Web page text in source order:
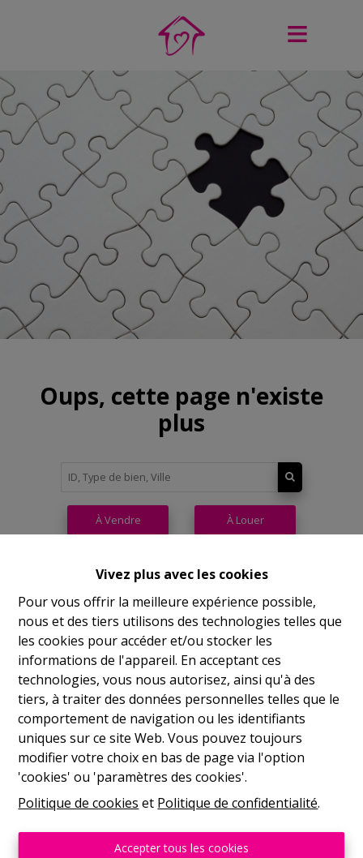
Vivez plus avec les cookies
Pour vous offrir la meilleure expérience possible,
nous et des tiers utilisons des technologies telles que
les cookies pour accéder et/ou stocker les
informations de l'appareil. En acceptant ces
technologies, vous nous autorisez, ainsi qu'à des
tiers, à traiter des données personnelles telles que le
comportement de navigation ou les identifiants
uniques sur ce site Web. Vous pouvez toujours
modifier votre choix en bas de page via l'option
'cookies' ou 'paramètres des cookies'.
Politique de cookies et Politique de confidentialité.
Accepter tous les cookies
Oups, cette page n'existe
plus
À Vendre À Louer
Philippeville
Rue de France, 37
Lu
14h-17h
Ma
9h-12h 14h-17h
Mer
9h-12h 14h-17h
Je
9h-12h 14h-17h
Ve
9h-12h
Sam
10h-13h